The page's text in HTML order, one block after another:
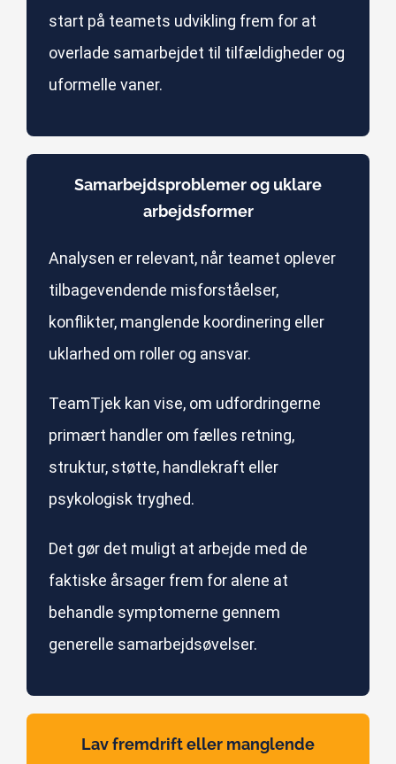
start på teamets udvikling frem for at
overlade samarbejdet til tilfældigheder og
uformelle vaner.
Samarbejdsproblemer og uklare
arbejdsformer
Analysen er relevant, når teamet oplever
tilbagevendende misforståelser,
konflikter, manglende koordinering eller
uklarhed om roller og ansvar.
TeamTjek kan vise, om udfordringerne
primært handler om fælles retning,
struktur, støtte, handlekraft eller
psykologisk tryghed.
Det gør det muligt at arbejde med de
faktiske årsager frem for alene at
behandle symptomerne gennem
generelle samarbejdsøvelser.
Lav fremdrift eller manglende